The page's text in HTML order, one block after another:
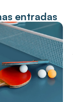
entradas